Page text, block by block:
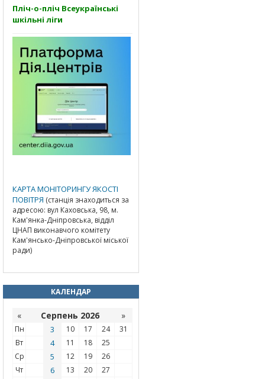
Пліч-о-пліч Всеукраїнські
шкільні ліги
КАРТА МОНІТОРИНГУ ЯКОСТІ
ПОВІТРЯ (станція знаходиться за
адресою: вул Каховська, 98, м.
Кам'янка-Дніпровська, відділ
ЦНАП виконавчого комітету
Кам'янсько-Дніпровської міської
ради)
КАЛЕНДАР
« Серпень 2026 »
Пн 3 10 17 24
31
Вт
4 11 18
25
Ср
5 12 19
26
Чт
6 13 20
27